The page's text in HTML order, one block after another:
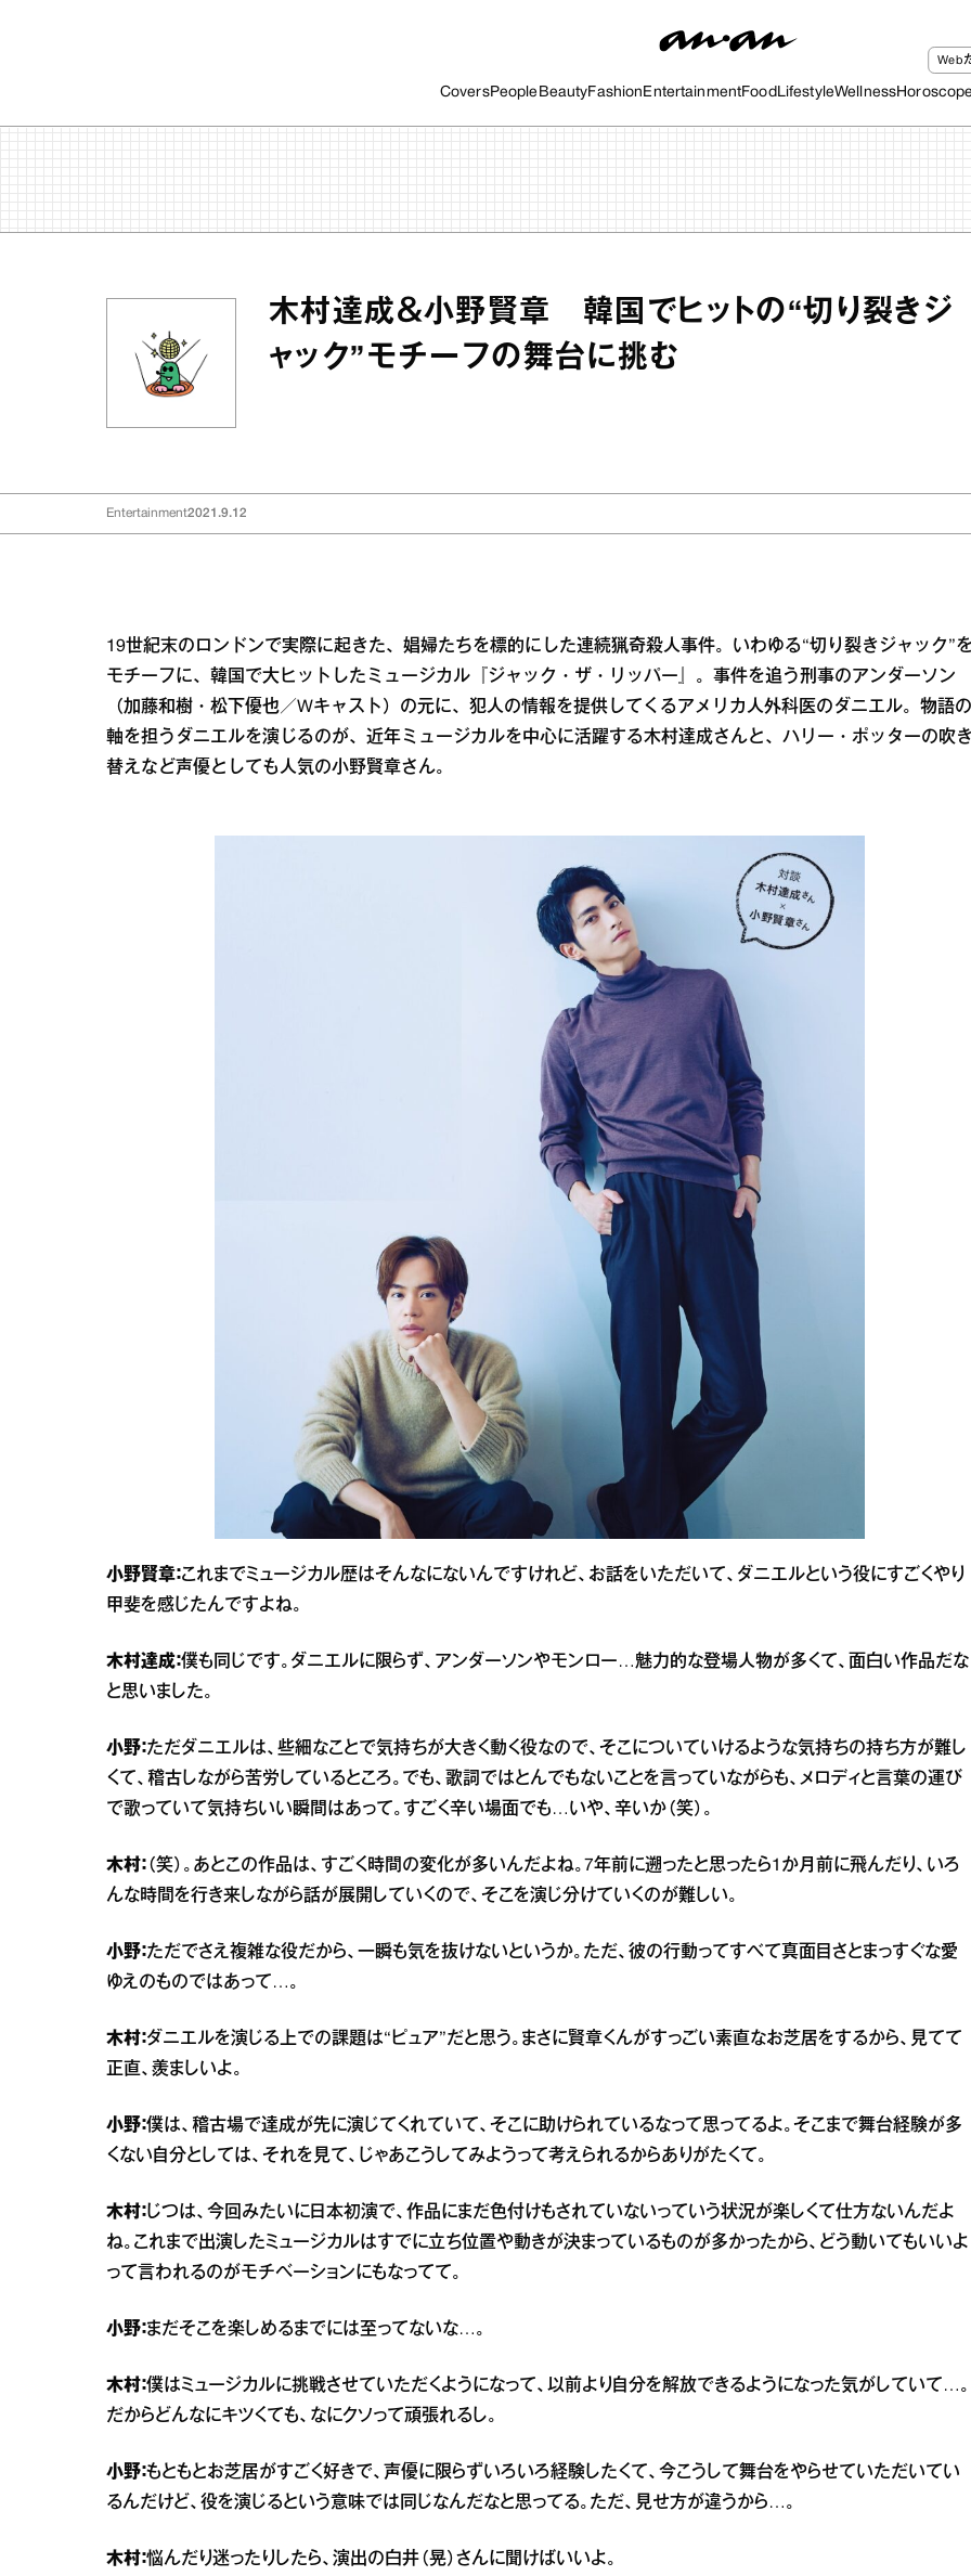
CoversPeople BeautyFashion EntertainmentFood LifestyleWellness
Web
木村達成＆小野賢章 韓国でヒットの“切り裂きジ
ャック”モチーフの舞台に挑む
Entertainment2021.9.12
19世紀末のロンドンで実際に起きた、娼婦たちを標的にした連続猟奇殺人事件。いわゆる“切り裂きジャック”
モチーフに、韓国で大ヒットしたミュージカル『ジャック・ザ・リッパー』。事件を追う刑事のアンダーソン
（加藤和樹・松下優也／Wキャスト）の元に、犯人の情報を提供してくるアメリカ人外科医のダニエル。物語の
軸を担うダニエルを演じるのが、近年ミュージカルを中心に活躍する木村達成さんと、ハリー・ポッターの吹
替えなど声優としても人気の小野賢章さん。
小野賢章：これまでミュージカル歴はそんなにないんですけれど、お話をいただいて、ダニエルという役にすごくやり
甲斐を感じたんですよね。
木村達成：僕も同じです。ダニエルに限らず、アンダーソンやモンロー…魅力的な登場人物が多くて、面白い作品だな
と思いました。
小野：ただダニエルは、些細なことで気持ちが大きく動く役なので、そこについていけるような気持ちの持ち方が難し
くて、稽古しながら苦労しているところ。でも、歌詞ではとんでもないことを言っていながらも、メロディと言葉の運び
で歌っていて気持ちいい瞬間はあって。すごく辛い場面でも…いや、辛いか（笑）。
木村： （笑）。あとこの作品は、すごく時間の変化が多いんだよね。7年前に遡ったと思ったら1か月前に飛んだり、いろ
んな時間を行き来しながら話が展開していくので、そこを演じ分けていくのが難しい。
小野：ただでさえ複雑な役だから、一瞬も気を抜けないというか。ただ、彼の行動ってすべて真面目さとまっすぐな愛
ゆえのものではあって…。
木村：ダニエルを演じる上での課題は“ピュア”だと思う。まさに賢章くんがすっごい素直なお芝居をするから、見てて
正直、羨ましいよ。
小野：僕は、稽古場で達成が先に演じてくれていて、そこに助けられているなって思ってるよ。そこまで舞台経験が多
くない自分としては、それを見て、じゃあこうしてみようって考えられるからありがたくて。
木村：じつは、今回みたいに日本初演で、作品にまだ色付けもされていないっていう状況が楽しくて仕方ないんだよ
ね。これまで出演したミュージカルはすでに立ち位置や動きが決まっているものが多かったから、どう動いてもいいよ
って言われるのがモチベーションにもなってて。
小野：まだそこを楽しめるまでには至ってないな…。
木村：僕はミュージカルに挑戦させていただくようになって、以前より自分を解放できるようになった気がしていて…。
だからどんなにキツくても、なにクソって頑張れるし。
小野：もともとお芝居がすごく好きで、声優に限らずいろいろ経験したくて、今こうして舞台をやらせていただいてい
るんだけど、役を演じるという意味では同じなんだなと思ってる。ただ、見せ方が違うから…。
木村：悩んだり迷ったりしたら、演出の白井（晃）さんに聞けばいいよ。